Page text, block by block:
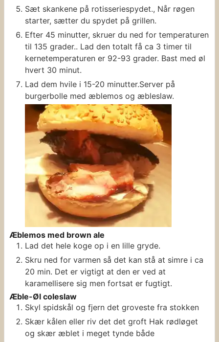
Sæt skankene på rotisseriespydet., Når røgen
starter, sætter du spydet på grillen.
Efter 45 minutter, skruer du ned for temperaturen
til 135 grader.. Lad den totalt få ca 3 timer til
kernetemperaturen er 92-93 grader. Bast med øl
hvert 30 minut.
Lad dem hvile i 15-20 minutter.Server på
burgerbolle med æblemos og æbleslaw.
Æblemos med brown ale
Lad det hele koge op i en lille gryde.
Skru ned for varmen så det kan stå at simre i ca
20 min. Det er vigtigt at den er ved at
karamellisere sig men fortsat er fugtigt.
Æble-Øl coleslaw
Skyl spidskål og fjern det groveste fra stokken
Skær kålen eller riv det det groft Hak rødløget
og skær æblet i meget tynde både